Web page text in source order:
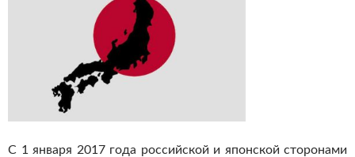
С 1 января 2017 года российской и японской сторонами